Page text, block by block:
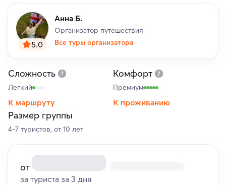
5.0
Анна Б.
Организатор путешествия
Все туры организатора
Сложность
Легкий
К маршруту
Комфорт
Премиум
К проживанию
Размер группы
4-7 туристов, от 10 лет
от
за туриста за 3 дня